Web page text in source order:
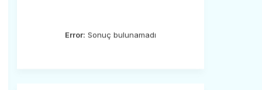
Error: Sonuç bulunamadı